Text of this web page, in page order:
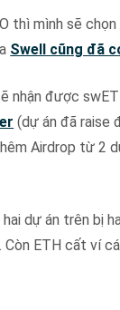
thì mình sẽ
Swell cũng đã
nhận được
(dự án đã raise
Airdrop từ 2
hai dự án trên bị
ETH cất ví